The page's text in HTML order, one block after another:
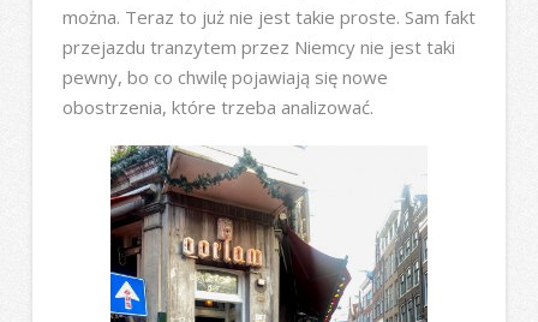
można. Teraz to już nie jest takie proste. Sam fakt
przejazdu tranzytem przez Niemcy nie jest taki
pewny, bo co chwilę pojawiają się nowe
obostrzenia, które trzeba analizować.